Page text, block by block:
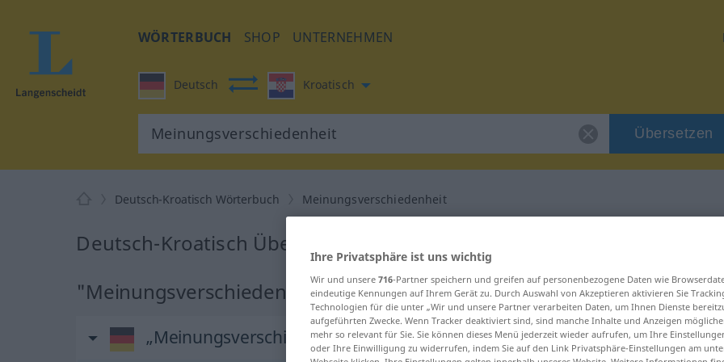
WÖRTERBUCH SHOP UNTERNEHMEN
Deutsch Kroatisch
Übersetzen
Deutsch-Kroatisch Wörterbuch Meinungsverschiedenheit
Deutsch-Kroatisch Übersetzung für "Meinungsverschiedenheit"
"Meinungsverschiedenheit" Kroatisch Übersetzung
„Meinungsverschiedenheit“: Femininum
Ihre Privatsphäre ist uns wichtig
Wir und unsere 716-Partner speichern und greifen auf personenbezogene Daten wie
eindeutige Kennungen auf Ihrem Gerät zu. Durch Auswahl von Akzeptieren aktivieren Sie
Technologien für die unter „Wir und unsere Partner verarbeiten Daten, um Ihnen Dienste
aufgeführten Zwecke. Wenn Tracker deaktiviert sind, sind manche Inhalte und Anzeigen
mehr so relevant für Sie. Sie können dieses Menü jederzeit wieder aufrufen, um Ihre
oder Ihre Einwilligung zu widerrufen, indem Sie auf den Link Privatsphäre-Einstellungen am